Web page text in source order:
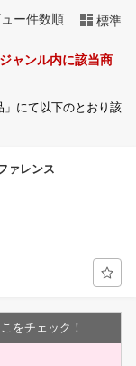
ー件数順 標準
ャンル内に該当商
」にて以下のとおり該
ァレンス
をチェック！